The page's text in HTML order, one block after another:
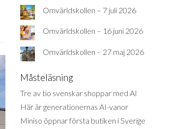
Omvärldskollen – 7 juli 2026
Omvärldskollen – 16 juni 2026
Omvärldskollen – 27 maj 2026
Måsteläsning
Tre av tio svenskar shoppar med AI
Här är generationernas AI-vanor
Miniso öppnar första butiken i Sverige